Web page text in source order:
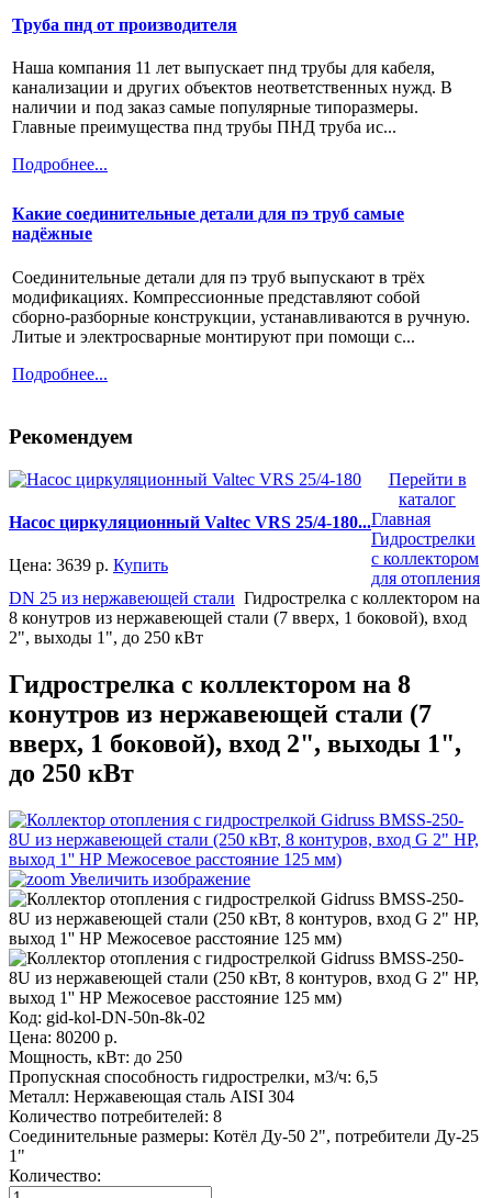
Труба пнд от производителя
Наша компания 11 лет выпускает пнд трубы для кабеля,
канализации и других объектов неответственных нужд. В
наличии и под заказ самые популярные типоразмеры.
Главные преимущества пнд трубы ПНД труба ис...
Подробнее...
Какие соединительные детали для пэ труб самые
надёжные
Соединительные детали для пэ труб выпускают в трёх
модификациях. Компрессионные представляют собой
сборно-разборные конструкции, устанавливаются в ручную.
Литые и электросварные монтируют при помощи с...
Подробнее...
Рекомендуем
Насос циркуляционный Valtec VRS 25/4-180...
Цена: 3639 р. Купить
Перейти в
каталог
Главная
Гидрострелки
с коллектором
для отопления
DN 25 из нержавеющей стали Гидрострелка с коллектором на
8 конутров из нержавеющей стали (7 вверх, 1 боковой), вход
2", выходы 1", до 250 кВт
Гидрострелка с коллектором на 8
конутров из нержавеющей стали (7
вверх, 1 боковой), вход 2", выходы 1",
до 250 кВт
Увеличить изображение
Код: gid-kol-DN-50n-8k-02
Цена: 80200 р.
Мощность, кВт: до 250
Пропускная способность гидрострелки, м3/ч: 6,5
Металл: Нержавеющая сталь AISI 304
Количество потребителей: 8
Соединительные размеры: Котёл Ду-50 2", потребители Ду-25
1"
Количество: